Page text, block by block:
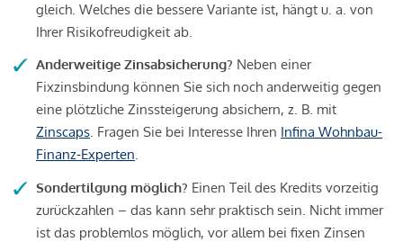
gleich. Welches die bessere Variante ist, hängt u. a. von
Ihrer Risikofreudigkeit ab.
Anderweitige Zinsabsicherung? Neben einer
Fixzinsbindung können Sie sich noch anderweitig gegen
eine plötzliche Zinssteigerung absichern, z. B. mit
Zinscaps. Fragen Sie bei Interesse Ihren Infina Wohnbau-
Finanz-Experten.
Sondertilgung möglich? Einen Teil des Kredits vorzeitig
zurückzahlen – das kann sehr praktisch sein. Nicht immer
ist das problemlos möglich, vor allem bei fixen Zinsen